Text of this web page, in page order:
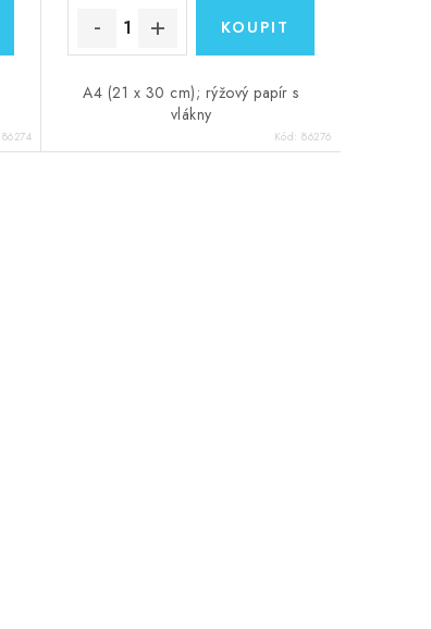
86274
A4 (21 x 30 cm); rýžový papír s
vlákny
Kód:86276